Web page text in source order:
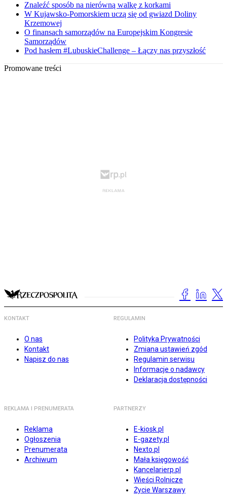
Znaleźć sposób na nierówną walkę z korkami
W Kujawsko-Pomorskiem uczą się od gwiazd Doliny
Krzemowej
O finansach samorządów na Europejskim Kongresie
Samorządów
Pod hasłem #LubuskieChallenge – Łączy nas przyszłość
Promowane treści
KONTAKT
O nas
Kontakt
Napisz do nas
REGULAMIN
Polityka Prywatności
Zmiana ustawień zgód
Regulamin serwisu
Informacje o nadawcy
Deklaracja dostępności
REKLAMA I PRENUMERATA
Reklama
Ogłoszenia
Prenumerata
Archiwum
PARTNERZY
E-kiosk.pl
E-gazety.pl
Nexto.pl
Mała księgowość
Kancelarierp.pl
Wieści Rolnicze
Życie Warszawy